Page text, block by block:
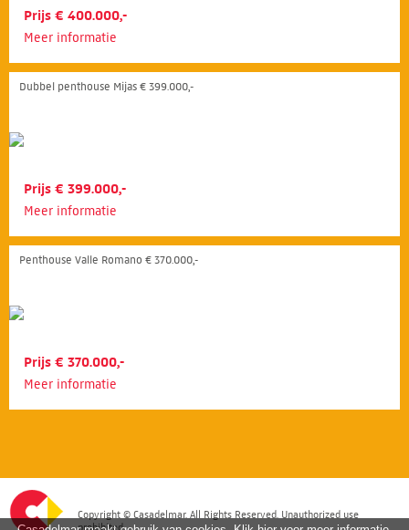
Prijs € 400.000,-
Meer informatie
Dubbel penthouse Mijas € 399.000,-
Prijs € 399.000,-
Meer informatie
Penthouse Valle Romano € 370.000,-
Prijs € 370.000,-
Meer informatie
Copyright © Casadelmar. All Rights Reserved. Unauthorized use
prohibited.